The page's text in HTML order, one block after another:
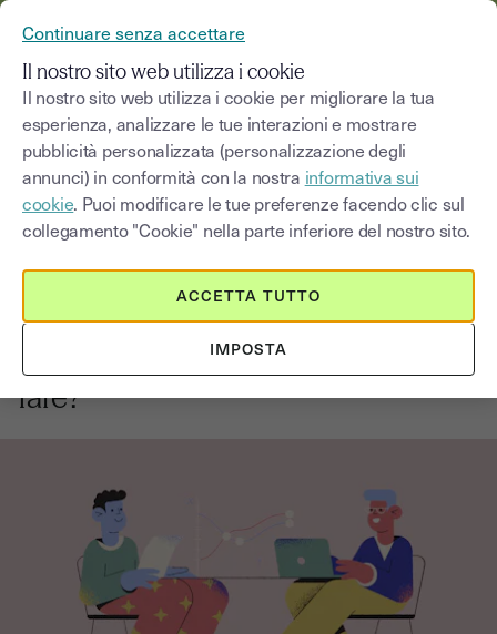
Blog
Seleziona una categoria Saisissez un terme
Documento firmato
elettronicamente rifiutato: come
fare?
Continuare senza accettare
Il nostro sito web utilizza i cookie
Il nostro sito web utilizza i cookie per migliorare la tua
esperienza, analizzare le tue interazioni e mostrare
pubblicità personalizzata (personalizzazione degli
annunci) in conformità con la nostra informativa sui
cookie. Puoi modificare le tue preferenze facendo clic sul
collegamento "Cookie" nella parte inferiore del nostro sito.
IMPOSTA
ACCETTA TUTTO